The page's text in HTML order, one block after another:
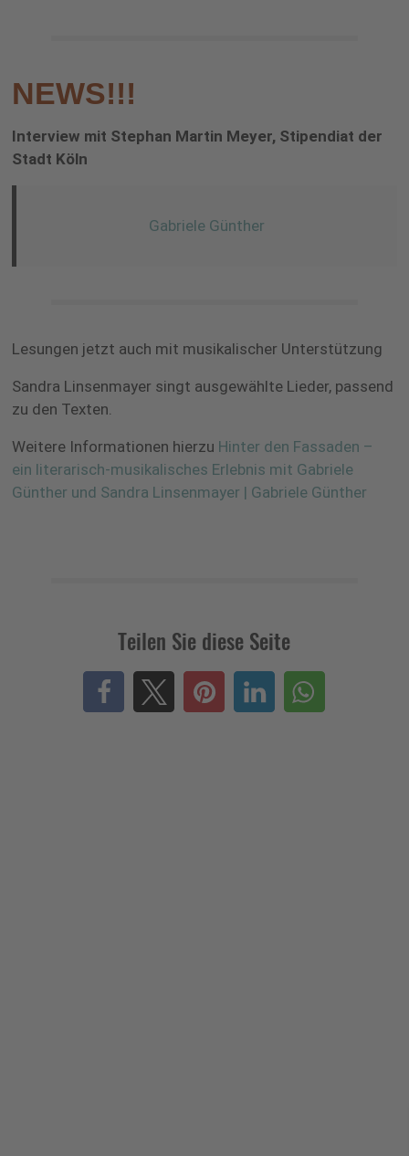
NEWS!!!
Interview mit Stephan Martin Meyer, Stipendiat der
Stadt Köln
Gabriele Günther
Lesungen jetzt auch mit musikalischer Unterstützung
Sandra Linsenmayer singt ausgewählte Lieder, passend
zu den Texten.
Weitere Informationen hierzu Hinter den Fassaden –
ein literarisch-musikalisches Erlebnis mit Gabriele
Günther und Sandra Linsenmayer | Gabriele Günther
Teilen Sie diese Seite